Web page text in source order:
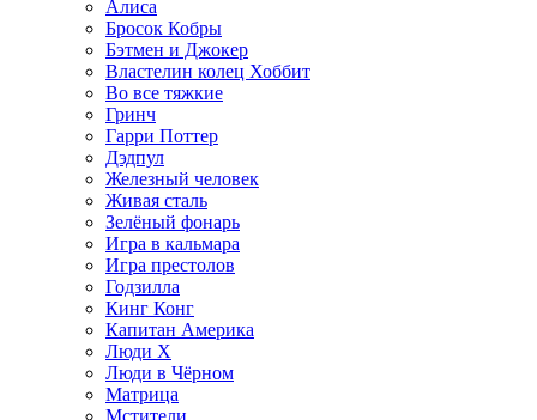
Алиса
Бросок Кобры
Бэтмен и Джокер
Властелин колец Хоббит
Во все тяжкие
Гринч
Гарри Поттер
Дэдпул
Железный человек
Живая сталь
Зелёный фонарь
Игра в кальмара
Игра престолов
Годзилла
Кинг Конг
Капитан Америка
Люди X
Люди в Чёрном
Матрица
Мстители